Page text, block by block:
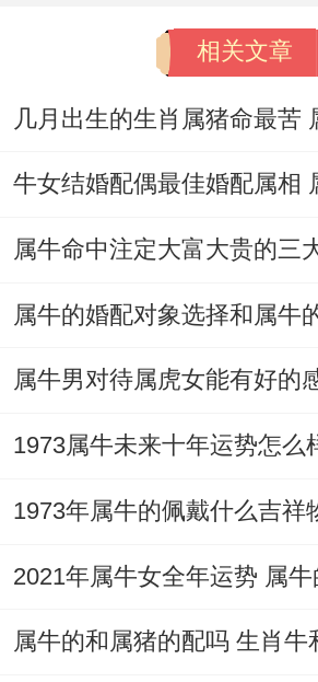
~增添平与之气。若是一时
的属相做伴娘伴郎、属牛朋
婚,想进一步巩固姻缘 - 可以
寓意2025单身牛早日遇良缘
伴侣的属牛者减少烂桃花干
秘诀4：防范凶星
凡事全有两面，有吉星照耀
命局,再属牛人的本位方（东
廉贞星】,【五黄】出现代表
要以安全位先...
相关文章
1973属牛未来十年运势怎么
1973年属牛的佩戴什么吉祥